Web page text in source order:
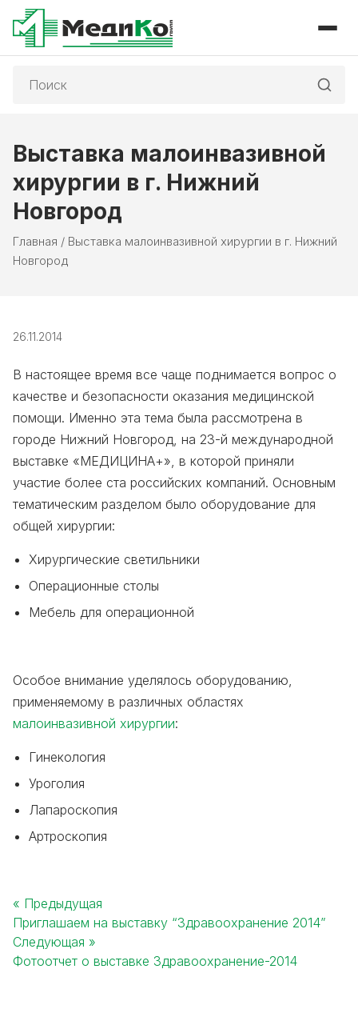
Выставка малоинвазивной
хирургии в г. Нижний
Новгород
Главная / Выставка малоинвазивной хирургии в г. Нижний
Новгород
26.11.2014
В настоящее время все чаще поднимается вопрос о
качестве и безопасности оказания медицинской
помощи. Именно эта тема была рассмотрена в
городе Нижний Новгород, на 23-й международной
выставке «МЕДИЦИНА+», в которой приняли
участие более ста российских компаний. Основным
тематическим разделом было оборудование для
общей хирургии:
Хирургические светильники
Операционные столы
Мебель для операционной
Особое внимание уделялось оборудованию,
применяемому в различных областях
малоинвазивной хирургии:
Гинекология
Уроголия
Лапароскопия
Артроскопия
Post
navigation
« Предыдущая
Приглашаем на выставку “Здравоохранение 2014”
Следующая »
Фотоотчет о выставке Здравоохранение-2014